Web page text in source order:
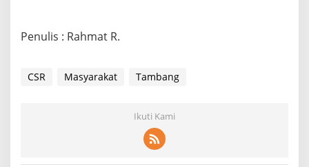
Penulis : Rahmat R.
CSR Masyarakat Tambang
Ikuti Kami